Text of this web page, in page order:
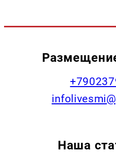
Наша